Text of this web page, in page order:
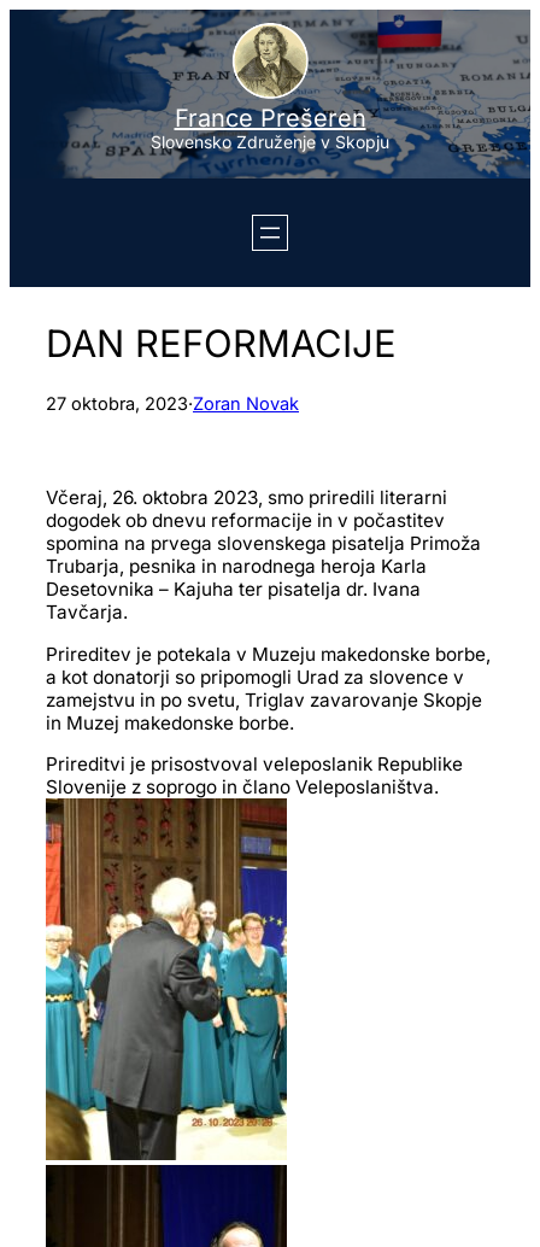
Preskoči
France Prešeren
Slovensko Združenje v Skopju
DAN REFORMACIJE
27 oktobra, 2023·Zoran Novak
Včeraj, 26. oktobra 2023, smo priredili literarni
dogodek ob dnevu reformacije in v počastitev
spomina na prvega slovenskega pisatelja Primoža
Trubarja, pesnika in narodnega heroja Karla
Desetovnika – Kajuha ter pisatelja dr. Ivana
Tavčarja.
Prireditev je potekala v Muzeju makedonske borbe,
a kot donatorji so pripomogli Urad za slovence v
zamejstvu in po svetu, Triglav zavarovanje Skopje
in Muzej makedonske borbe.
Prireditvi je prisostvoval veleposlanik Republike
Slovenije z soprogo in člano Veleposlaništva.